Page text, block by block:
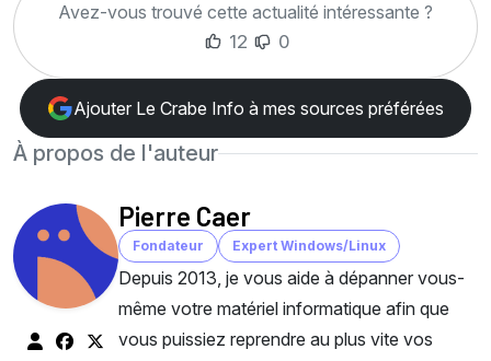
Avez-vous trouvé cette actualité intéressante ?
12
0
Ajouter Le Crabe Info à mes sources préférées
À propos de l'auteur
Pierre Caer
Fondateur Expert Windows/Linux
Depuis 2013, je vous aide à dépanner vous-
même votre matériel informatique afin que
vous puissiez reprendre au plus vite vos